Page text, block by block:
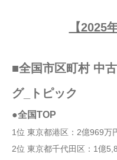
【2025
■全国市区町村 中
グ_トピック
●全国TOP
1位 東京都港区：2億969万
2位 東京都千代田区：1億